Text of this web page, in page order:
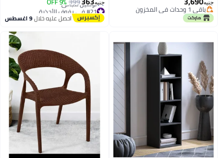
جنيه
باقي 1 وحدات في المخزون
باقي 1 وحدات في المخزون
جنيه
#21 في رفوف الأحذية
أقل سعر في 7 يوم
توصيل مجاني
احصل عليه خلال9 اغسطس